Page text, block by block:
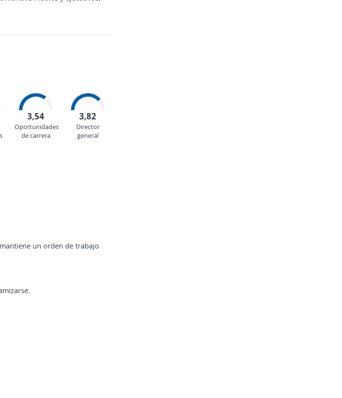
3,54
Oportunidades
de carrera
3,82
Director
general
un orden de trabajo